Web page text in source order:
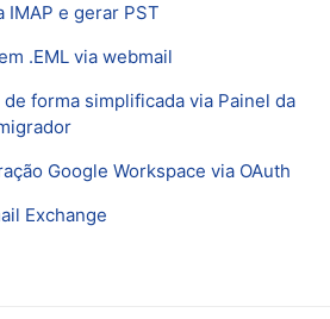
IMAP e gerar PST
.EML via webmail
forma simplificada via Painel da
Google Workspace via OAuth
Exchange